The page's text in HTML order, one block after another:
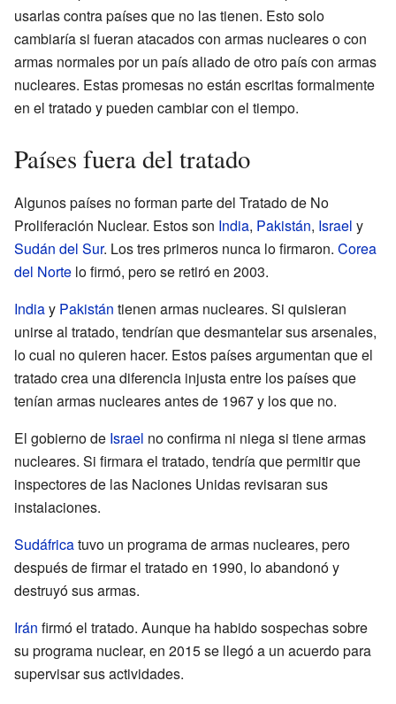
usarlas contra países que no las tienen. Esto solo
cambiaría si fueran atacados con armas nucleares o con
armas normales por un país aliado de otro país con armas
nucleares. Estas promesas no están escritas formalmente
en el tratado y pueden cambiar con el tiempo.
Países fuera del tratado
Algunos países no forman parte del Tratado de No
Proliferación Nuclear. Estos son India, Pakistán, Israel y
Sudán del Sur. Los tres primeros nunca lo firmaron. Corea
del Norte lo firmó, pero se retiró en 2003.
Indiay Pakistán tienen armas nucleares. Si quisieran
unirse al tratado, tendrían que desmantelar sus arsenales,
lo cual no quieren hacer. Estos países argumentan que el
tratado crea una diferencia injusta entre los países que
tenían armas nucleares antes de 1967 y los que no.
El gobierno de Israel no confirma ni niega si tiene armas
nucleares. Si firmara el tratado, tendría que permitir que
inspectores de las Naciones Unidas revisaran sus
instalaciones.
Sudáfricatuvo un programa de armas nucleares, pero
después de firmar el tratado en 1990, lo abandonó y
destruyó sus armas.
Irán firmó el tratado. Aunque ha habido sospechas sobre
su programa nuclear, en 2015 se llegó a un acuerdo para
supervisar sus actividades.